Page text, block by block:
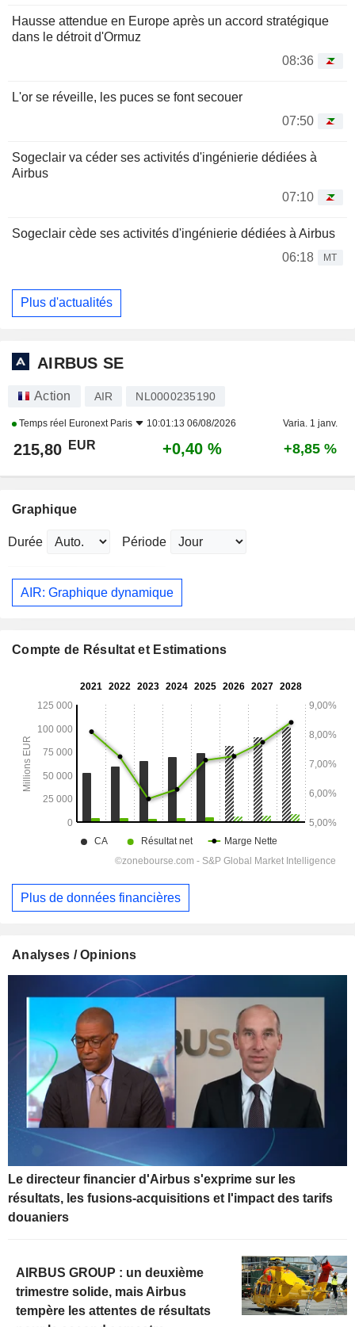
Hausse attendue en Europe après un accord stratégique
dans le détroit d'Ormuz
08:36
L'or se réveille, les puces se font secouer
07:50
Sogeclair va céder ses activités d'ingénierie dédiées à
Airbus
07:10
Sogeclair cède ses activités d'ingénierie dédiées à Airbus
06:18
MT
Plus d'actualités
AIRBUS SE
Action AIR NL0000235190
Temps réel Euronext Paris 10:01:13 06/08/2026 Varia. 1 janv.
215,80 EUR +0,40 % +8,85 %
Graphique
Durée Période
AIR: Graphique dynamique
Compte de Résultat et Estimations
Plus de données financières
Analyses / Opinions
Le directeur financier d'Airbus s'exprime sur les
résultats, les fusions-acquisitions et l'impact des tarifs
douaniers
AIRBUS GROUP : un deuxième
trimestre solide, mais Airbus
tempère les attentes de résultats